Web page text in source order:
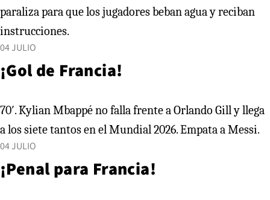
paraliza para que los jugadores beban agua y reciban
instrucciones.
04 JULIO
¡Gol de Francia!
70′. Kylian Mbappé no falla frente a Orlando Gill y llega
a los siete tantos en el Mundial 2026. Empata a Messi.
04 JULIO
¡Penal para Francia!